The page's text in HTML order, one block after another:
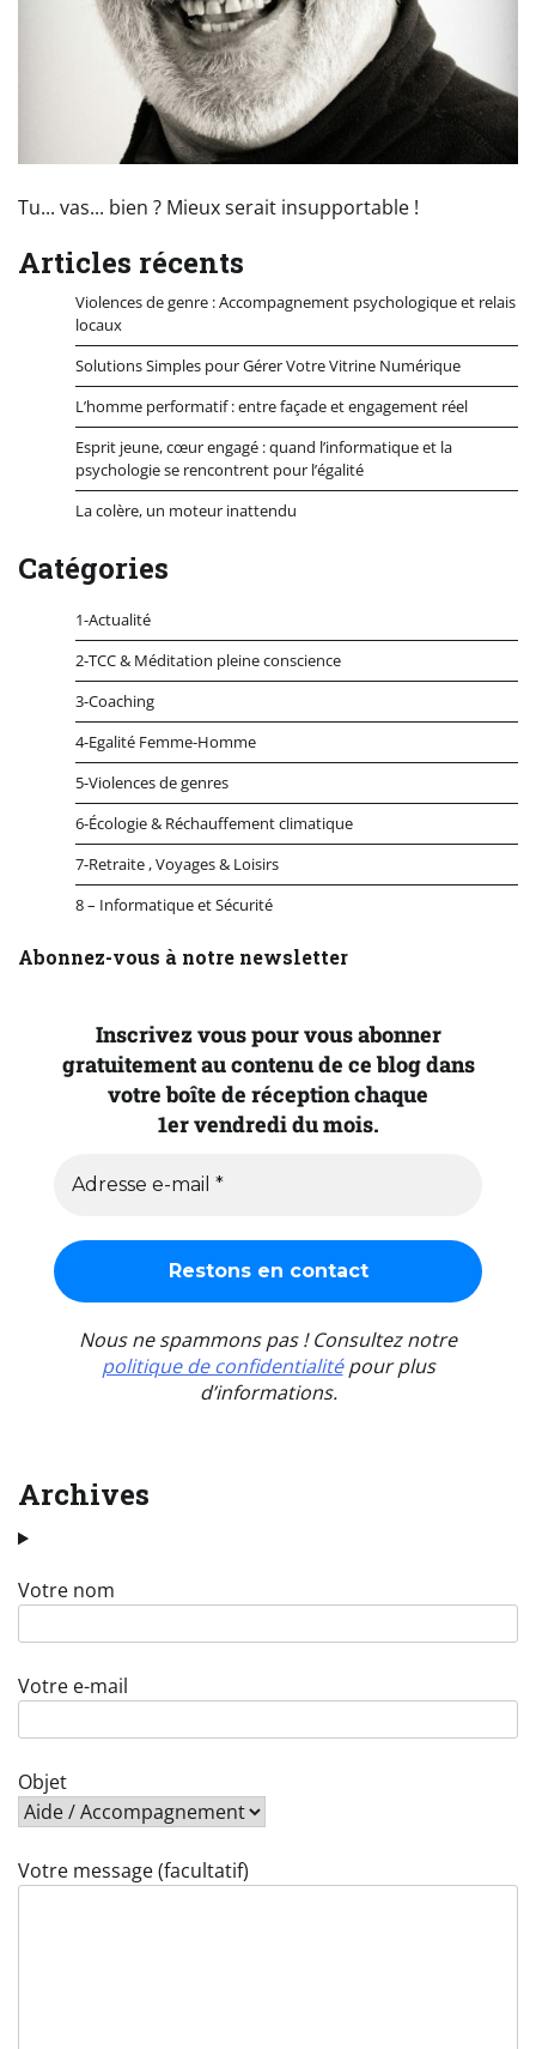
Tu... vas... bien ? Mieux serait insupportable !
Articles récents
Violences de genre : Accompagnement psychologique et relais
locaux
Solutions Simples pour Gérer Votre Vitrine Numérique
L’homme performatif : entre façade et engagement réel
Esprit jeune, cœur engagé : quand l’informatique et la
psychologie se rencontrent pour l’égalité
La colère, un moteur inattendu
Catégories
1-Actualité
2-TCC & Méditation pleine conscience
3-Coaching
4-Egalité Femme-Homme
5-Violences de genres
6-Écologie & Réchauffement climatique
7-Retraite , Voyages & Loisirs
8 – Informatique et Sécurité
Abonnez-vous à notre newsletter
Inscrivez vous pour vous abonner
gratuitement au contenu de ce blog dans
votre boîte de réception chaque
1er vendredi du mois.
Nous ne spammons pas ! Consultez notre
politique de confidentialitépour plus
d’informations.
Archives
Votre nom
Votre e-mail
Objet
Votre message (facultatif)